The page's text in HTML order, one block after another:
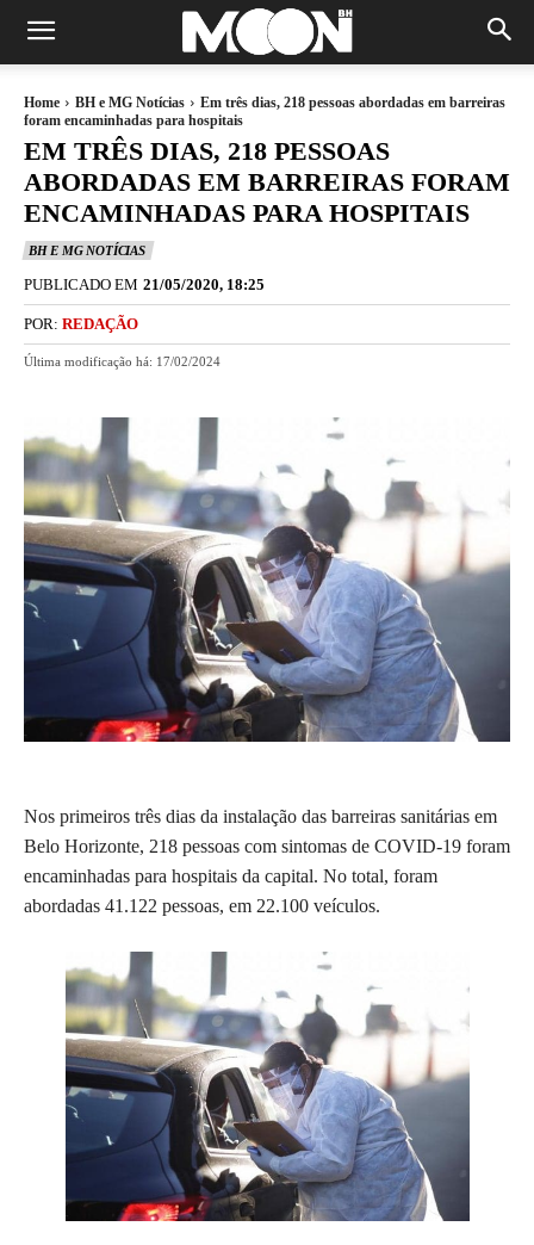
Home BH e MG Notícias
Em três dias, 218 pessoas abordadas em barreiras
foram encaminhadas para hospitais
EM TRÊS DIAS, 218 PESSOAS
ABORDADAS EM BARREIRAS FORAM
ENCAMINHADAS PARA HOSPITAIS
BH E MG NOTÍCIAS
PUBLICADO EM 21/05/2020, 18:25
POR: REDAÇÃO
Última modificação há: 17/02/2024
Nos primeiros três dias da instalação das barreiras sanitárias em
Belo Horizonte, 218 pessoas com sintomas de COVID-19 foram
encaminhadas para hospitais da capital. No total, foram
abordadas 41.122 pessoas, em 22.100 veículos.